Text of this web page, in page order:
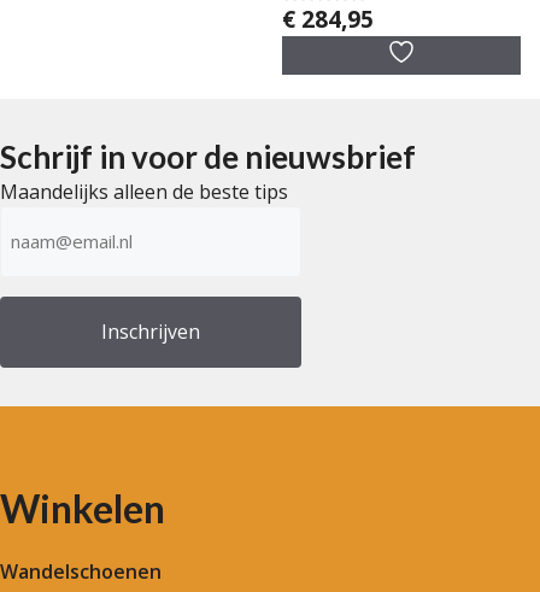
0
v
5
€ 284,95
Schrijf in voor de nieuwsbrief
Maandelijks alleen de beste tips
mailadres
Winkelen
Wandelschoenen